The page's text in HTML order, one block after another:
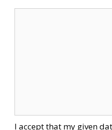
I accept that my given